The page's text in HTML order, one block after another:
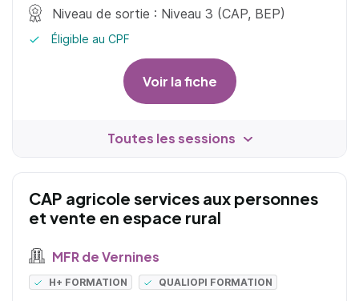
Niveau de sortie : Niveau 3 (CAP, BEP)
Éligible au CPF
Voir la fiche
Toutes les sessions
CAP agricole services aux personnes
et vente en espace rural
MFR de Vernines
H+ FORMATION QUALIOPI FORMATION